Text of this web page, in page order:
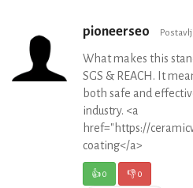
pioneerseo
What makes this
SGS & REACH. It
both safe and
industry. <a
href="https://
coating</a>
👍0 👎0